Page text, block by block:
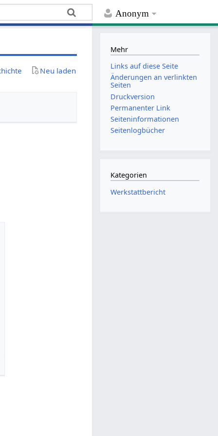
Anonym
Neu laden
Mehr
Links auf diese Seite
Änderungen an verlinkten
Seiten
Druckversion
Permanenter Link
Seiten­­informationen
Seitenlogbücher
Kategorien
Werkstattbericht